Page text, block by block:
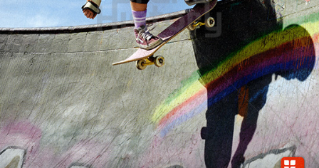
Wiener Städtische Versicherung
WIENER STÄDTISCHE VERSICHERUNG AG Vienna Insurance
Group
2022